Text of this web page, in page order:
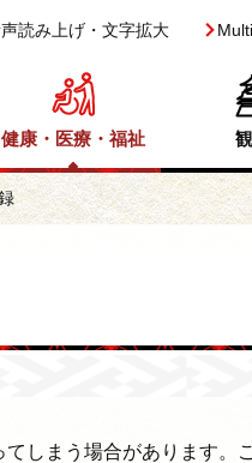
読み上げ・文字拡大
健康・医療・福祉
しまう場合があります。